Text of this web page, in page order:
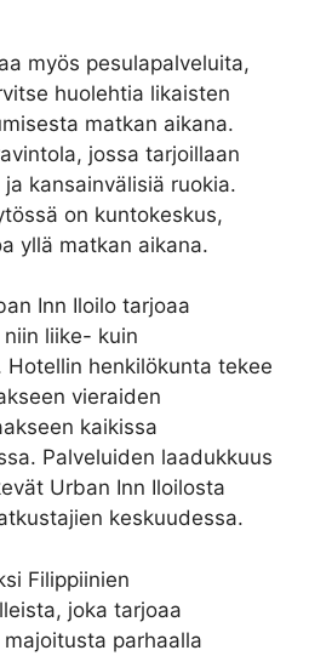
myös pesulapalveluita,
huolehtia likaisten
matkan aikana.
jossa tarjoillaan
kansainvälisiä ruokia.
on kuntokeskus,
yllä matkan aikana.
Inn Iloilo tarjoaa
liike- kuin
Hotellin henkilökunta tekee
vieraiden
kaikissa
Palveluiden laadukkuus
Urban Inn Iloilosta
keskuudessa.
Filippiinien
joka tarjoaa
parhaalla